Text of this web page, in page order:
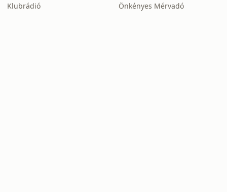
Klubrádió Önkényes Mérvadó